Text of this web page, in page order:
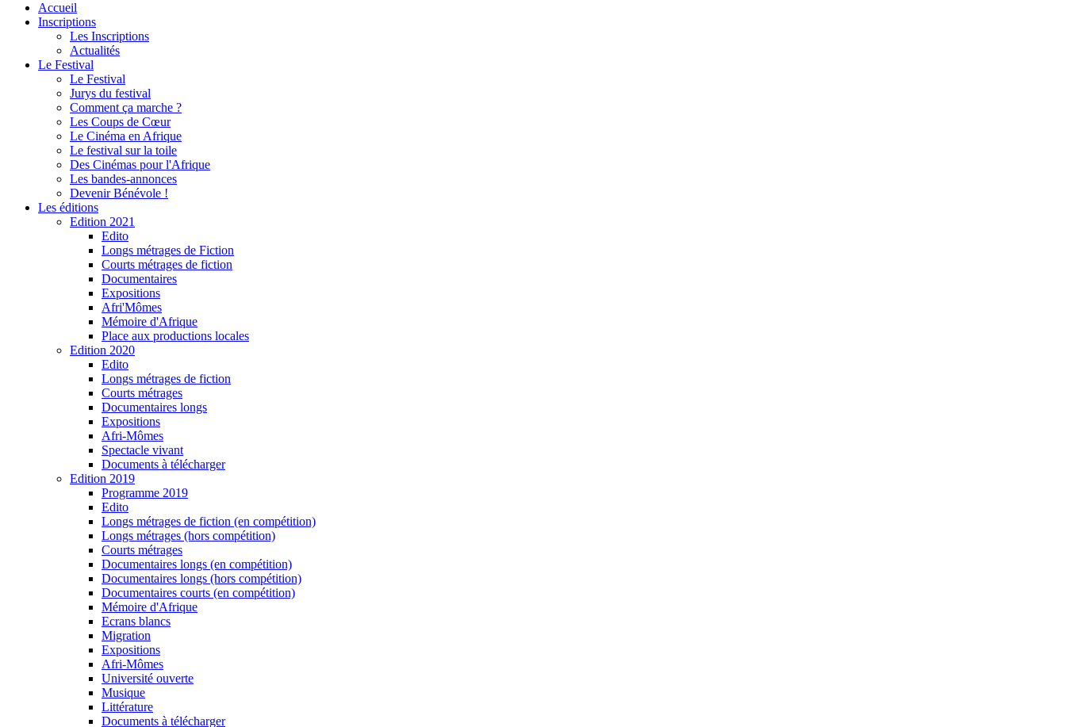
Accueil
Inscriptions
Les Inscriptions
Actualités
Le Festival
Le Festival
Jurys du festival
Comment ça marche ?
Les Coups de Cœur
Le Cinéma en Afrique
Le festival sur la toile
Des Cinémas pour l'Afrique
Les bandes-annonces
Devenir Bénévole !
Les éditions
Edition 2021
Edito
Longs métrages de Fiction
Courts métrages de fiction
Documentaires
Expositions
Afri'Mômes
Mémoire d'Afrique
Place aux productions locales
Edition 2020
Edito
Longs métrages de fiction
Courts métrages
Documentaires longs
Expositions
Afri-Mômes
Spectacle vivant
Documents à télécharger
Edition 2019
Programme 2019
Edito
Longs métrages de fiction (en compétition)
Longs métrages (hors compétition)
Courts métrages
Documentaires longs (en compétition)
Documentaires longs (hors compétition)
Documentaires courts (en compétition)
Mémoire d'Afrique
Ecrans blancs
Migration
Expositions
Afri-Mômes
Université ouverte
Musique
Littérature
Documents à télécharger